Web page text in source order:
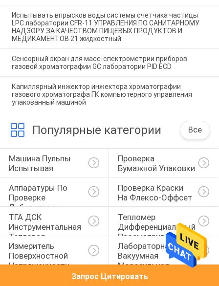
Испытывать впрысков воды системы счетчика частицы
LPC лаборатории CFR-11 УПРАВЛЕНИЯ ПО САНИТАРНОМУ
НАДЗОРУ ЗА КАЧЕСТВОМ ПИЩЕВЫХ ПРОДУКТОВ И
МЕДИКАМЕНТОВ 21 жидкостный
Сенсорный экран для масс-спектрометрии приборов
газовой хроматографии GC лаборатории PID ECD
Капиллярный инжектор инжектора хроматографии
газового хроматографа ГК компьютерного управления
упакованный машиной
Популярные категории Все
Машина Пульпы
Испытывая
Проверка
Бумажной Упаковки
Аппаратуры По
Проверке
Лаборатории
Проверка Краски
На Флексо-Оффсет
ТГА ДСК
Инструментальная
Тепловая
Тепломер
Дифференциальный
Просматривать
Измеритель
Поверхностной
Напряженности
Лабораторная
Вакуумная
Морозильная
Сушилка
Запрос Цитировать